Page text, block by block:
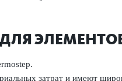
затрат и имеют